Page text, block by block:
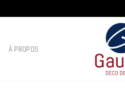
À PROPOS